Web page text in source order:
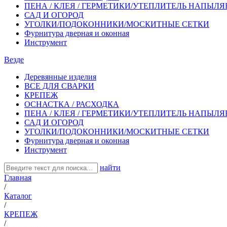
ПЕНА / КЛЕЯ / ГЕРМЕТИКИ/УТЕПЛИТЕЛЬ
САД И ОГОРОД
УГОЛКИ/ПОДОКОННИКИ/МОСКИТНЫЕ СЕТКИ
Фурнитура дверная и оконная
Инструмент
Везде
Деревянные изделия
ВСЕ ДЛЯ СВАРКИ
КРЕПЕЖ
ОСНАСТКА / РАСХОДКА
ПЕНА / КЛЕЯ / ГЕРМЕТИКИ/УТЕПЛИТЕЛЬ
САД И ОГОРОД
УГОЛКИ/ПОДОКОННИКИ/МОСКИТНЫЕ СЕТКИ
Фурнитура дверная и оконная
Инструмент
найти
Главная
/
Каталог
/
КРЕПЕЖ
/